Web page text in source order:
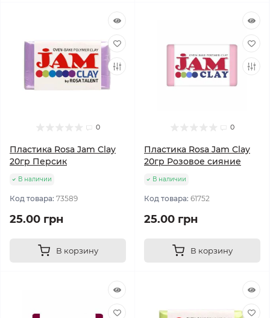
0
Пластика Rosa Jam Clay
20гр Персик
В наличии
Код товара: 73589
25.00 грн
В корзину
0
Пластика Rosa Jam Clay
20гр Розовое сияние
В наличии
Код товара: 61752
25.00 грн
В корзину